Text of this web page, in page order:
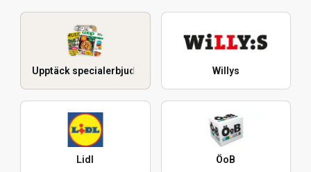
Upptäck specialerbjudanden Willys
Lidl ÖoB